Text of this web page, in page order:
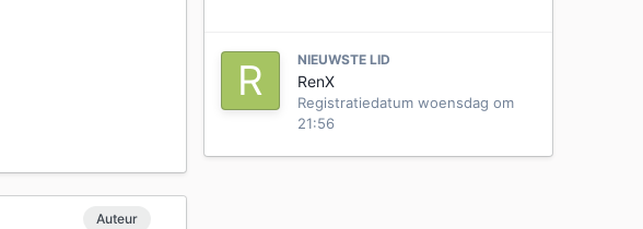
Auteur
NIEUWSTE LID
RenX
Registratiedatum woensdag om
21:56